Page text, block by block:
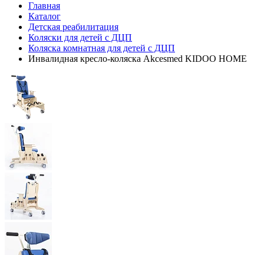
Главная
Каталог
Детская реабилитация
Коляски для детей с ДЦП
Коляска комнатная для детей с ДЦП
Инвалидная кресло-коляска Akcesmed KIDOO HOME